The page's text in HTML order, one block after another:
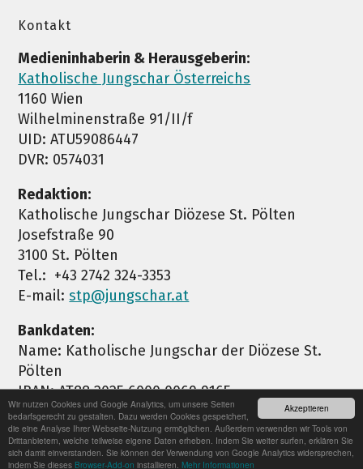
Akzeptieren
Wir nutzen Cookies und Google Analytics, um unsere Seiten
bedarfsgerecht zu gestalten. Dazu werden Cookies gespeichert,
die eine Analyse Ihrer Webseite-Nutzung ermöglichen. Außerdem verwenden wir Tools von
Drittanbietern, welche teilweise eigene Daten erheben. Indem Sie weiter surfen, erklären Sie
sich damit einverstanden. Sie können der Verwendung von Google Analytics widersprechen,
indem Sie dieses Browser-Add-on installieren. Mehr Informationen
Kontakt
Medieninhaberin & Herausgeberin:
Katholische Jungschar Österreichs
1160 Wien
Wilhelminenstraße 91/II/f
UID: ATU59086447
DVR: 0574031
Redaktion:
Katholische Jungschar Diözese St. Pölten
Josefstraße 90
3100 St. Pölten
Tel.: +43 2742 324-3353
E-mail:stp@jungschar.at
Bankdaten:
Name: Katholische Jungschar der Diözese St.
Pölten
IBAN: AT88 2025 6000 0069 9165
BIC: SPSPAT21XXX